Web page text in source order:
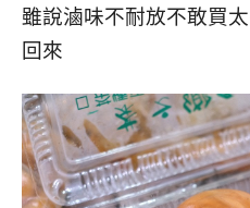
雖說滷味不耐放不敢買
回來